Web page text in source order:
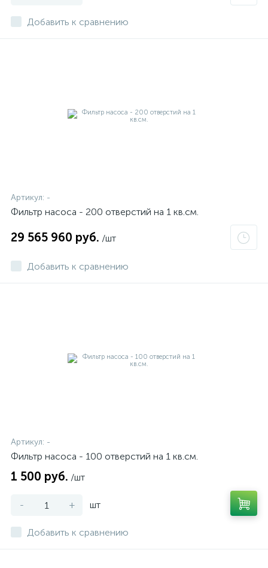
Добавить к сравнению
Артикул: -
Фильтр насоса - 200 отверстий на 1 кв.см.
29 565 960 руб. /шт
Добавить к сравнению
Артикул: -
Фильтр насоса - 100 отверстий на 1 кв.см.
1 500 руб. /шт
- + шт
Добавить к сравнению